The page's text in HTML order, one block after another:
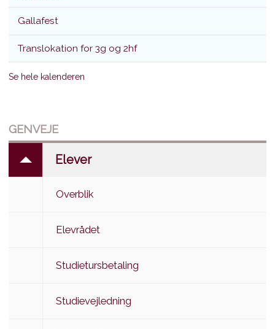
Gallafest
Translokation for 3g og 2hf
Se hele kalenderen
GENVEJE
Elever
Overblik
Elevrådet
Studietursbetaling
Studievejledning